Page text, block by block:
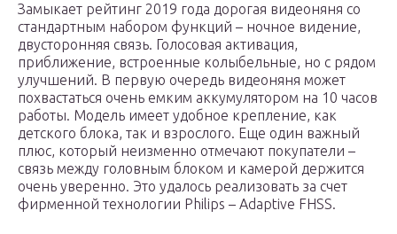
Замыкает рейтинг 2019 года дорогая видеоняня со
стандартным набором функций – ночное видение,
двусторонняя связь. Голосовая активация,
приближение, встроенные колыбельные, но с рядом
улучшений. В первую очередь видеоняня может
похвастаться очень емким аккумулятором на 10 часов
работы. Модель имеет удобное крепление, как
детского блока, так и взрослого. Еще один важный
плюс, который неизменно отмечают покупатели –
связь между головным блоком и камерой держится
очень уверенно. Это удалось реализовать за счет
фирменной технологии Philips – Adaptive FHSS.